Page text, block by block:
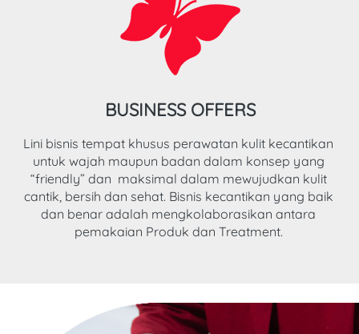
BUSINESS OFFERS
Lini bisnis tempat khusus perawatan kulit kecantikan
untuk wajah maupun badan dalam konsep yang
“friendly” dan  maksimal dalam mewujudkan kulit
cantik, bersih dan sehat. Bisnis kecantikan yang baik
dan benar adalah mengkolaborasikan antara
pemakaian Produk dan Treatment.